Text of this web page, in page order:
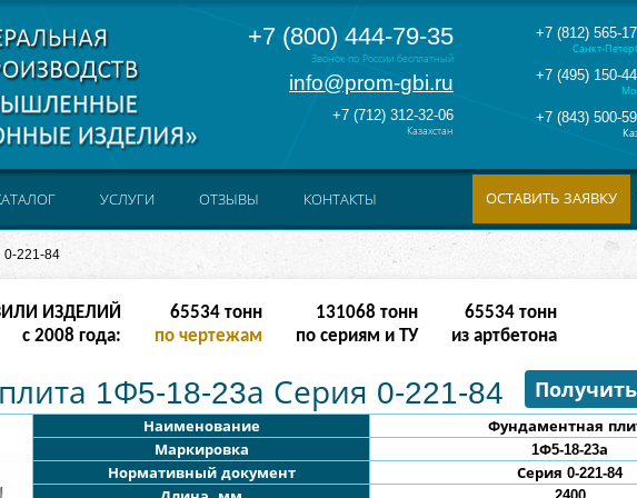
+7 (800) 444-79-35
Звонок по России бесплатный
info@prom-gbi.ru
+7 (712) 312-32-06
Казахстан
+7 (812) 565-
Санкт-
+7 (495) 150-
+7 (843) 500-
221-84
УСЛУГИ ОТЗЫВЫ КОНТАКТЫ ОСТАВИТЬ ЗАЯВКУ
ИЗДЕЛИЙ
с 2008 года:
262142тонн
по чертежам
238342 тонн
по сериям и ТУ
262142тонн
из артбетона
1Ф5-18-23а Серия 0-221-84
Наименование
Фундаментная
Маркировка
1Ф5-18-23а
Нормативный документ
Серия 0-221-84